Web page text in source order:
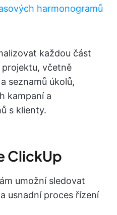
harmonogramů
každou část
včetně
seznamů úkolů,
kampaní a
s klienty.
ClickUp
umožní sledovat
usnadní proces řízení